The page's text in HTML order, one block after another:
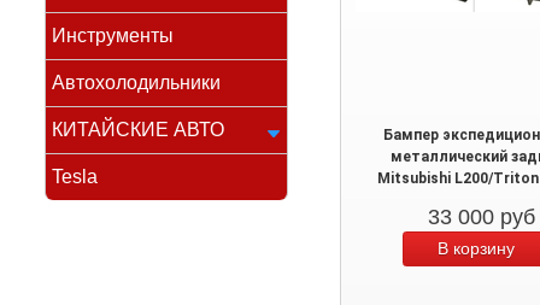
Инструменты
Автохолодильники
КИТАЙСКИЕ АВТО
Tesla
Бампер
металлический
Mitsubishi L200/Triton
33 000 руб